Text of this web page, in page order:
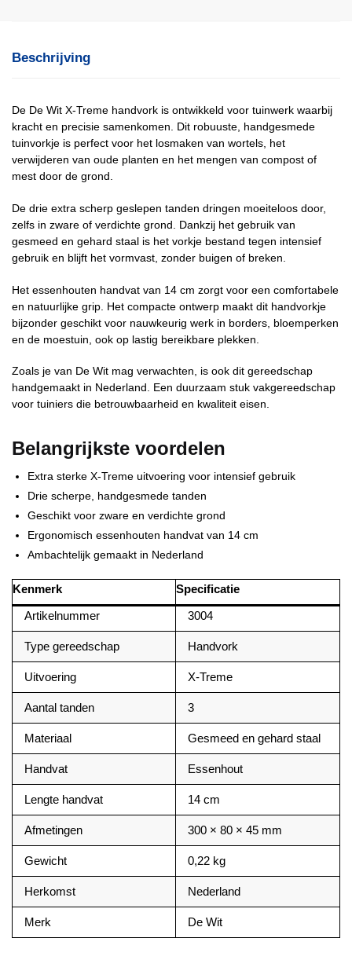
Beschrijving
De De Wit X-Treme handvork is ontwikkeld voor tuinwerk waarbij
kracht en precisie samenkomen. Dit robuuste, handgesmede
tuinvorkje is perfect voor het losmaken van wortels, het
verwijderen van oude planten en het mengen van compost of
mest door de grond.
De drie extra scherp geslepen tanden dringen moeiteloos door,
zelfs in zware of verdichte grond. Dankzij het gebruik van
gesmeed en gehard staal is het vorkje bestand tegen intensief
gebruik en blijft het vormvast, zonder buigen of breken.
Het essenhouten handvat van 14 cm zorgt voor een comfortabele
en natuurlijke grip. Het compacte ontwerp maakt dit handvorkje
bijzonder geschikt voor nauwkeurig werk in borders, bloemperken
en de moestuin, ook op lastig bereikbare plekken.
Zoals je van De Wit mag verwachten, is ook dit gereedschap
handgemaakt in Nederland. Een duurzaam stuk vakgereedschap
voor tuiniers die betrouwbaarheid en kwaliteit eisen.
Belangrijkste voordelen
Extra sterke X-Treme uitvoering voor intensief gebruik
Drie scherpe, handgesmede tanden
Geschikt voor zware en verdichte grond
Ergonomisch essenhouten handvat van 14 cm
Ambachtelijk gemaakt in Nederland
Kenmerk
Specificatie
Artikelnummer
3004
Type gereedschap Handvork
Uitvoering X-Treme
Aantal tanden 3
Materiaal Gesmeed en gehard staal
Handvat Essenhout
Lengte handvat 14 cm
Afmetingen 300 × 80 × 45 mm
Gewicht 0,22 kg
Herkomst Nederland
Merk De Wit